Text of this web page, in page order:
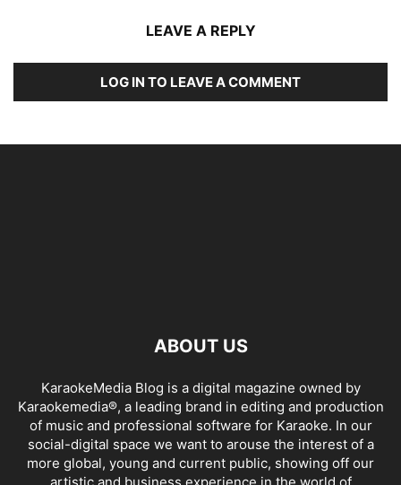
LEAVE A REPLY
LOG IN TO LEAVE A COMMENT
ABOUT US
KaraokeMedia Blog is a digital magazine owned by
Karaokemedia®, a leading brand in editing and production
of music and professional software for Karaoke. In our
social-digital space we want to arouse the interest of a
more global, young and current public, showing off our